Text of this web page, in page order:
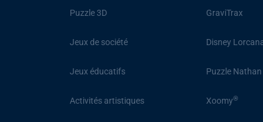
Puzzle 3D
Jeux de société
Jeux éducatifs
Activités artistiques
GraviTrax
Disney
Puzzle Nathan
Xoomy®